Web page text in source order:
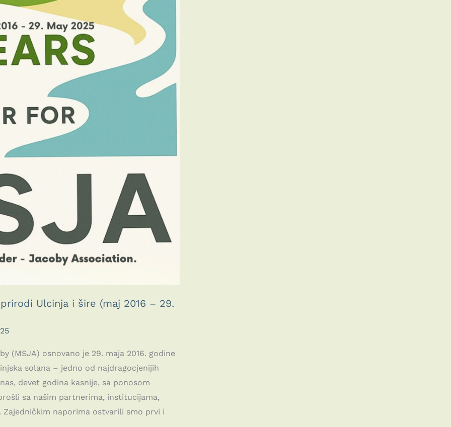
Ulcinja i šire (maj 2016 – 29.
(MSJA) osnovano je 29. maja 2016. godine
solana – jedno od najdragocjenijih
devet godina kasnije, sa ponosom
sa našim partnerima, institucijama,
naporima ostvarili smo prvi i